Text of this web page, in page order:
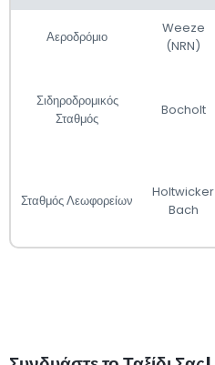
Αεροδρόμιο
Weeze
(NRN)
Σιδηροδρομικός
Σταθμός
Bocholt
Σταθμός Λεωφορείων
Holtwicker
Bach